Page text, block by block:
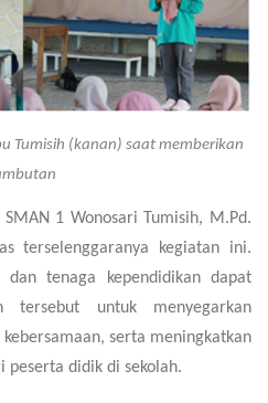
Tumisih (kanan) saat memberikan
1 Wonosari Tumisih, M.Pd.
terselenggaranya kegiatan ini.
tenaga kependidikan dapat
tersebut untuk menyegarkan
serta meningkatkan
peserta didik di sekolah.